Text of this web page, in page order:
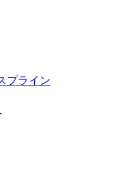
プライン